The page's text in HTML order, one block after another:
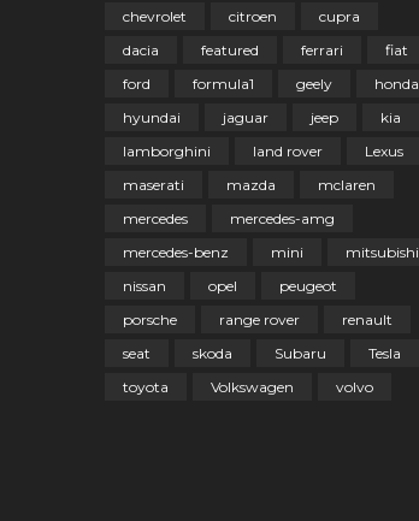
chevrolet
citroen
cupra
dacia
featured ferrari
fiat
ford
formula1 geely
honda
hyundai
jaguar jeep
kia
lamborghini
land rover
Lexus
maserati
mazda
mclaren
mercedes
mercedes-amg
mercedes-benz
mini
mitsubishi
nissan
opel
peugeot
porsche
range rover
renault
seat
skoda Subaru
Tesla
toyota
Volkswagen volvo